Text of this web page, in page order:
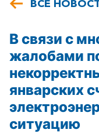
ВСЕ
В связи с
жалобами
январских
ситуацию